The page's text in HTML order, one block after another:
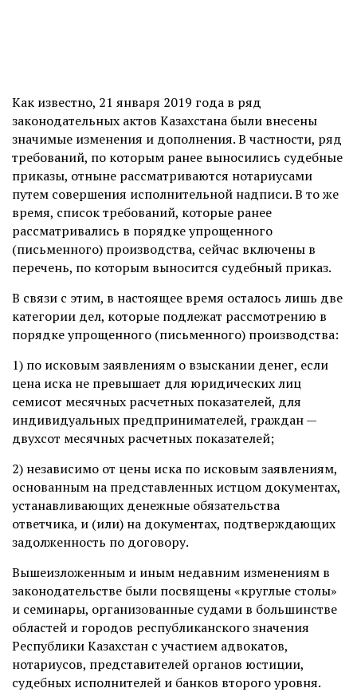
Как известно, 21 января 2019 года в ряд
законодательных актов Казахстана были внесены
значимые изменения и дополнения. В частности, ряд
требований, по которым ранее выносились судебные
приказы, отныне рассматриваются нотариусами
путем совершения исполнительной надписи. В то же
время, список требований, которые ранее
рассматривались в порядке упрощенного
(письменного) производства, сейчас включены в
перечень, по которым выносится судебный приказ.
В связи с этим, в настоящее время осталось лишь две
категории дел, которые подлежат рассмотрению в
порядке упрощенного (письменного) производства:
1) по исковым заявлениям о взыскании денег, если
цена иска не превышает для юридических лиц
семисот месячных расчетных показателей, для
индивидуальных предпринимателей, граждан —
двухсот месячных расчетных показателей;
2) независимо от цены иска по исковым заявлениям,
основанным на представленных истцом документах,
устанавливающих денежные обязательства
ответчика, и (или) на документах, подтверждающих
задолженность по договору.
Вышеизложенным и иным недавним изменениям в
законодательстве были посвящены «круглые столы»
и семинары, организованные судами в большинстве
областей и городов республиканского значения
Республики Казахстан с участием адвокатов,
нотариусов, представителей органов юстиции,
судебных исполнителей и банков второго уровня.